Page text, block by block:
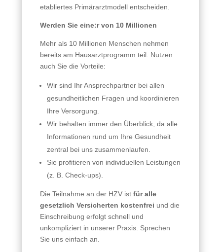
etabliertes Primärarztmodell entscheiden.
Werden Sie eine:r von 10 Millionen
Mehr als 10 Millionen Menschen nehmen
bereits am Hausarztprogramm teil. Nutzen
auch Sie die Vorteile:
Wir sind Ihr Ansprechpartner bei allen
gesundheitlichen Fragen und koordinieren
Ihre Versorgung.
Wir behalten immer den Überblick, da alle
Informationen rund um Ihre Gesundheit
zentral bei uns zusammenlaufen.
Sie profitieren von individuellen Leistungen
(z. B. Check-ups).
Die Teilnahme an der HZV ist für alle
gesetzlich Versicherten kostenfrei und die
Einschreibung erfolgt schnell und
unkompliziert in unserer Praxis. Sprechen
Sie uns einfach an.